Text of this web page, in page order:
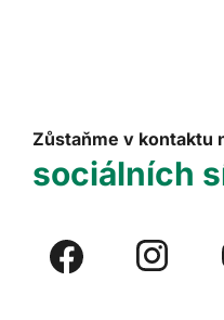
Zůstaňme v kontaktu
sociálních